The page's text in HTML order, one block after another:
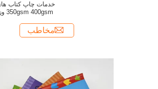
350gsm 400gsm وزن لایه بندی درخشان
مخاطب